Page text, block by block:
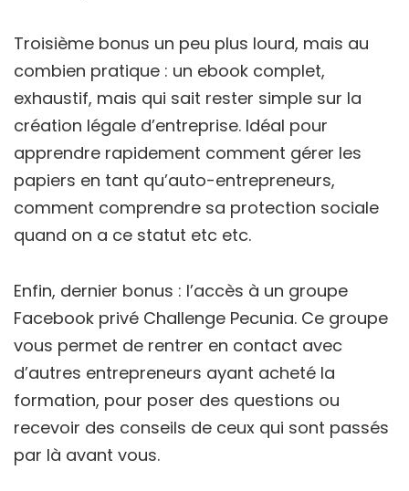
Troisième bonus un peu plus lourd, mais au
combien pratique : un ebook complet,
exhaustif, mais qui sait rester simple sur la
création légale d’entreprise. Idéal pour
apprendre rapidement comment gérer les
papiers en tant qu’auto-entrepreneurs,
comment comprendre sa protection sociale
quand on a ce statut etc etc.
Enfin, dernier bonus : l’accès à un groupe
Facebook privé Challenge Pecunia. Ce groupe
vous permet de rentrer en contact avec
d’autres entrepreneurs ayant acheté la
formation, pour poser des questions ou
recevoir des conseils de ceux qui sont passés
par là avant vous.